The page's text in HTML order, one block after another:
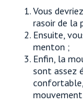
Vous
rasoir de la
Ensuite,
menton ;
Enfin, la
sont assez